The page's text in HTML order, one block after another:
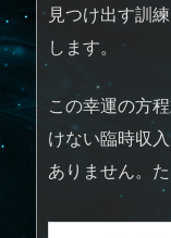
見つけ出す訓
します。
この幸運の方
けない臨時収
ありません。